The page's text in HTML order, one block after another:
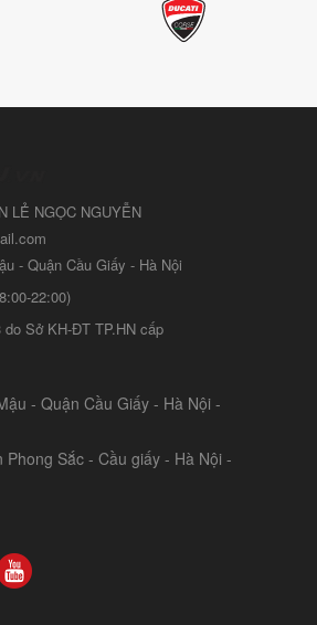
LẺ NGỌC NGUYỄN
- Quận Cầu Giấy - Hà Nội
22:00)
Sở KH-ĐT TP.HN cấp
- Quận Cầu Giấy - Hà Nội -
Phong Sắc - Cầu giấy - Hà Nội -